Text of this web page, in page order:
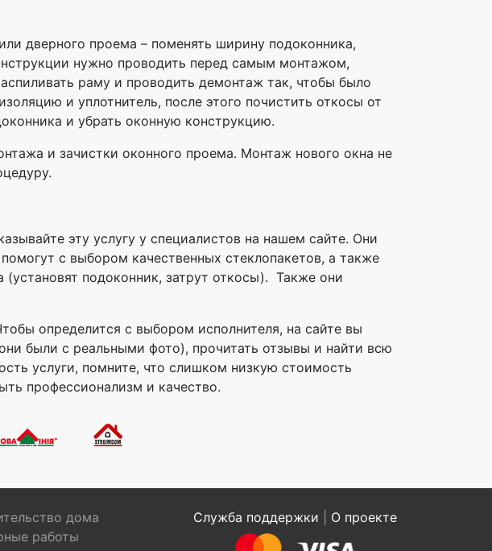
дверного проема – поменять ширину подоконника,
нужно проводить перед самым монтажом,
раму и проводить демонтаж так, чтобы было
и уплотнитель, после этого почистить откосы от
и убрать оконную конструкцию.
и зачистки оконного проема. Монтаж нового окна не
эту услугу у специалистов на нашем сайте. Они
с выбором качественных стеклопакетов, а также
подоконник, затрут откосы). Также они
определится с выбором исполнителя, на сайте вы
были с реальными фото), прочитать отзывы и найти всю
услуги, помните, что слишком низкую стоимость
профессионализм и качество.
дома
работы
Служба поддержки О проекте